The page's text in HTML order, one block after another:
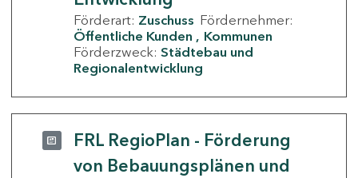
Förderart: Zuschuss Fördernehmer:
Öffentliche Kunden
Kommunen
Förderzweck: Städtebau und
Regionalentwicklung
FRL RegioPlan - Förderung
von Bebauungsplänen und